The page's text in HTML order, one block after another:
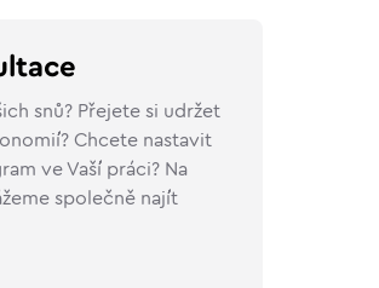
snů? Přejete si udržet
Chcete nastavit
ve Vaší práci? Na
společně najít